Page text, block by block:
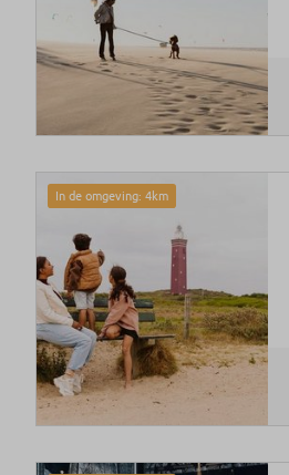
In de omgeving: 4km